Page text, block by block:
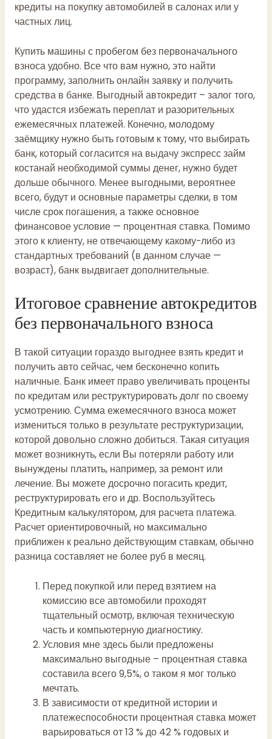
кредиты на покупку автомобилей в салонах или у
частных лиц.
Купить машины с пробегом без первоначального
взноса удобно. Все что вам нужно, это найти
программу, заполнить онлайн заявку и получить
средства в банке. Выгодный автокредит – залог того,
что удастся избежать переплат и разорительных
ежемесячных платежей. Конечно, молодому
заёмщику нужно быть готовым к тому, что выбирать
банк, который согласится на выдачуэкспресс займ
костанай необходимой суммы денег, нужно будет
дольше обычного. Менее выгодными, вероятнее
всего, будут и основные параметры сделки, в том
числе срок погашения, а также основное
финансовое условие — процентная ставка. Помимо
этого к клиенту, не отвечающему какому-либо из
стандартных требований (в данном случае —
возраст), банк выдвигает дополнительные.
Итоговое сравнение автокредитов
без первоначального взноса
В такой ситуации гораздо выгоднее взять кредит и
получить авто сейчас, чем бесконечно копить
наличные. Банк имеет право увеличивать проценты
по кредитам или реструктурировать долг по своему
усмотрению. Сумма ежемесячного взноса может
измениться только в результате реструктуризации,
которой довольно сложно добиться. Такая ситуация
может возникнуть, если Вы потеряли работу или
вынуждены платить, например, за ремонт или
лечение. Вы можете досрочно погасить кредит,
реструктурировать его и др. Воспользуйтесь
Кредитным калькулятором, для расчета платежа.
Расчет ориентировочный, но максимально
приближен к реально действующим ставкам, обычно
разница составляет не более руб в месяц.
Перед покупкой или перед взятием на
комиссию все автомобили проходят
тщательный осмотр, включая техническую
часть и компьютерную диагностику.
Условия мне здесь были предложены
максимально выгодные – процентная ставка
составила всего 9,5%, о таком я мог только
мечтать.
В зависимости от кредитной истории и
платежеспособности процентная ставка может
варьироваться от 13 % до 42 % годовых и